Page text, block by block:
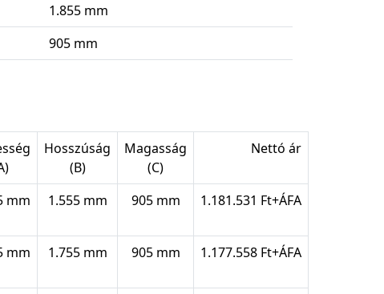
1.855 mm
905 mm
Hosszúság
(B)
Magasság
(C)
Nettó ár
mm 1.555 mm 905 mm 1.181.531 Ft+ÁFA
mm 1.755 mm 905 mm 1.177.558 Ft+ÁFA